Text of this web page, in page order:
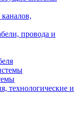
провода и
технологические и